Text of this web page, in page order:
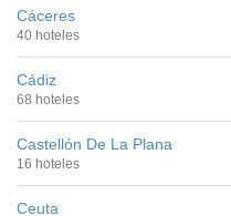
Cáceres
40 hoteles
Cádiz
68 hoteles
Castellón De La Plana
16 hoteles
Ceuta